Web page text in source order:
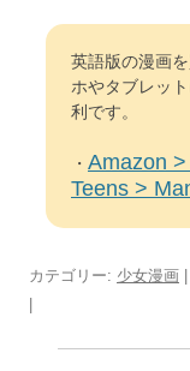
英語版の漫画
ホやタブレッ
利です。
・ Amazon
Teens >
カテゴリー: 少女漫画